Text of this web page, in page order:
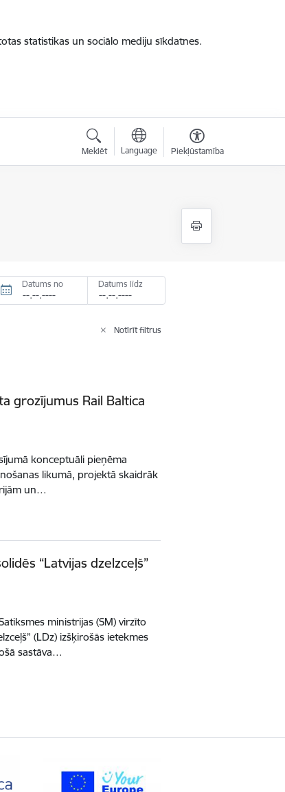
statistikas un sociālo mediju sīkdatnes.
Meklēt Language Piekļūstamība
Datums no Datums līdz
Notīrīt filtrus
grozījumus Rail Baltica
konceptuāli pieņēma
likumā, projektā skaidrāk
un…
“Latvijas dzelzceļš”
ministrijas (SM) virzīto
(LDz) izšķirošās ietekmes
sastāva…